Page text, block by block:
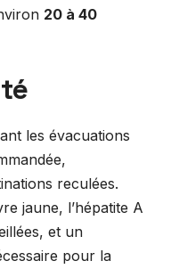
20 à 40
les évacuations
reculées.
jaune, l’hépatite A
et un
pour la